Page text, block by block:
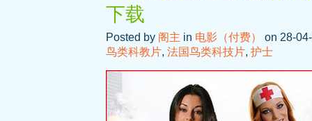
下载
Posted by 阁主 in 电影（付费）
on 28-
鸟类科教片, 法国鸟类科技片, 护士